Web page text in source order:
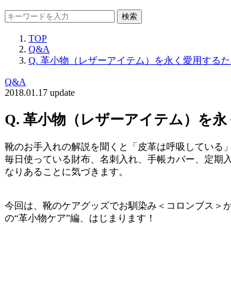
検索
TOP
Q&A
Q. 革小物（レザーアイテム）を永く愛用する
Q&A
2018.01.17 update
Q. 革小物（レザーアイテム）を
靴のお手入れの解説を聞くと「皮革は呼吸している
毎日使っている財布、名刺入れ、手帳カバー、定
なりあることに気づきます。
今回は、靴のケアグッズでお馴染み＜コロンブス
の“革小物ケア”編、はじまります！